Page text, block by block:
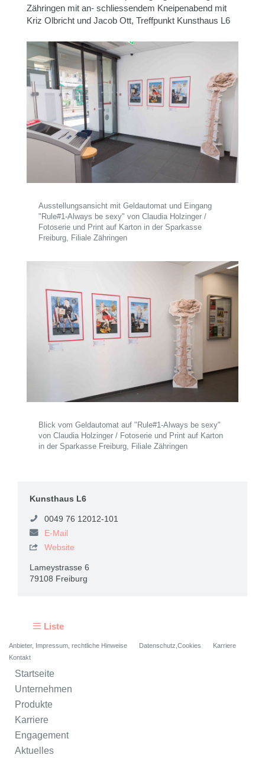
Zähringen mit an- schliessendem Kneipenabend mit
Kriz Olbricht und Jacob Ott, Treffpunkt Kunsthaus L6
Ausstellungsansicht mit Geldautomat und Eingang
"Rule#1-Always be sexy" von Claudia Holzinger /
Fotoserie und Print auf Karton in der Sparkasse
Freiburg, Filiale Zähringen
Blick vom Geldautomat auf "Rule#1-Always be sexy"
von Claudia Holzinger / Fotoserie und Print auf Karton
in der Sparkasse Freiburg, Filiale Zähringen
Kunsthaus L6
0049 76 12012-101
E-Mail
 Website
Lameystrasse 6
79108 Freiburg
Liste
Anbieter, Impressum, rechtliche Hinweise Datenschutz,Cookies
Karriere
Kontakt
Startseite
Unternehmen
Produkte
Karriere
Engagement
Aktuelles